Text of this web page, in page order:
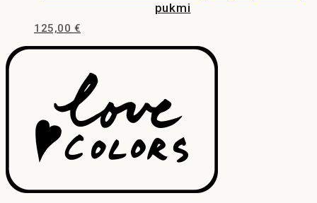
pukmi
125,00 €
produkt
variantov.
Možnosti
môžete
vybrať
na